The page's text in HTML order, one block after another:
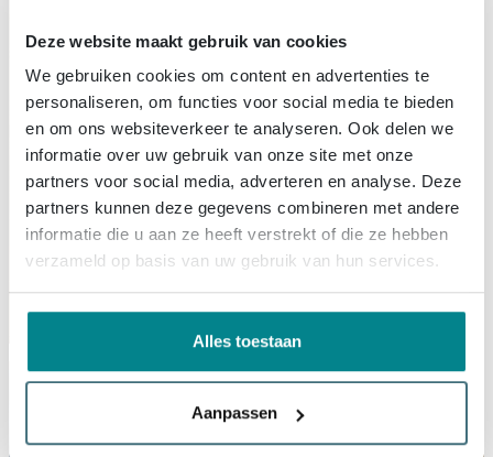
Deze website maakt gebruik van cookies
We gebruiken cookies om content en advertenties te
personaliseren, om functies voor social media te bieden
en om ons websiteverkeer te analyseren. Ook delen we
informatie over uw gebruik van onze site met onze
partners voor social media, adverteren en analyse. Deze
partners kunnen deze gegevens combineren met andere
informatie die u aan ze heeft verstrekt of die ze hebben
verzameld op basis van uw gebruik van hun services.
Alles toestaan
Aanpassen